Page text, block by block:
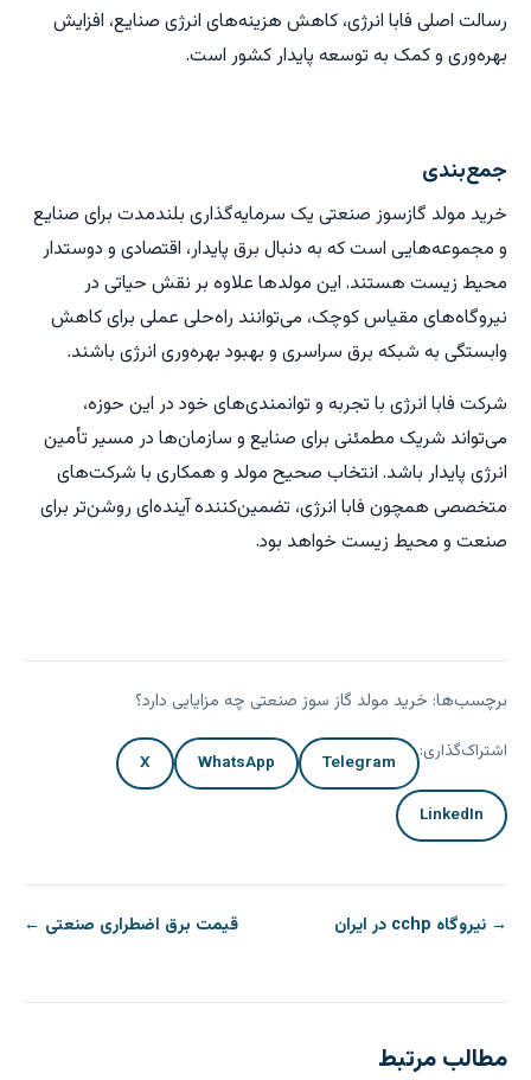
رسالت اصلی فابا انرژی، کاهش هزینه‌های انرژی صنایع، افزایش
بهره‌وری و کمک به توسعه پایدار کشور است.
جمع‌بندی
خرید مولد گازسوز صنعتی یک سرمایه‌گذاری بلندمدت برای صنایع
و مجموعه‌هایی است که به دنبال برق پایدار، اقتصادی و دوستدار
محیط زیست هستند. این مولدها علاوه بر نقش حیاتی در
نیروگاه‌های مقیاس کوچک، می‌توانند راه‌حلی عملی برای کاهش
وابستگی به شبکه برق سراسری و بهبود بهره‌وری انرژی باشند.
شرکت فابا انرژی با تجربه و توانمندی‌های خود در این حوزه،
می‌تواند شریک مطمئنی برای صنایع و سازمان‌ها در مسیر تأمین
انرژی پایدار باشد. انتخاب صحیح مولد و همکاری با شرکت‌های
متخصصی همچون فابا انرژی، تضمین‌کننده آینده‌ای روشن‌تر برای
صنعت و محیط زیست خواهد بود.
برچسب‌ها: خرید مولد گاز سوز صنعتی چه مزایایی دارد؟
اشتراک‌گذاری: Telegram
WhatsApp
X
LinkedIn
راهبری
→ نیروگاه cchp در ایران قیمت برق اضطراری صنعتی ←
مطالب مرتبط